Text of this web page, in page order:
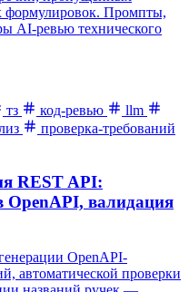
формулировок. Промпты,
AI-ревью технического
тз код-ревью
llm
проверка-требований
REST API:
OpenAPI, валидация
OpenAPI-
автоматической проверки